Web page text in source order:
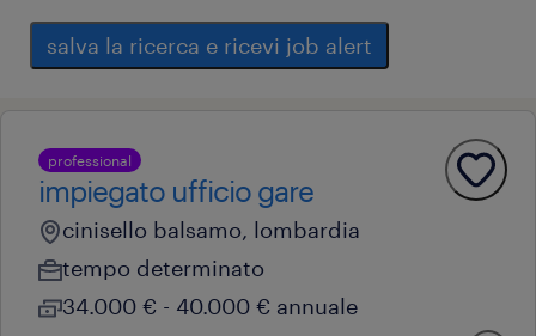
salva la ricerca e ricevi job alert
professional
impiegato ufficio gare
cinisello balsamo, lombardia
tempo determinato
34.000 € - 40.000 € annuale